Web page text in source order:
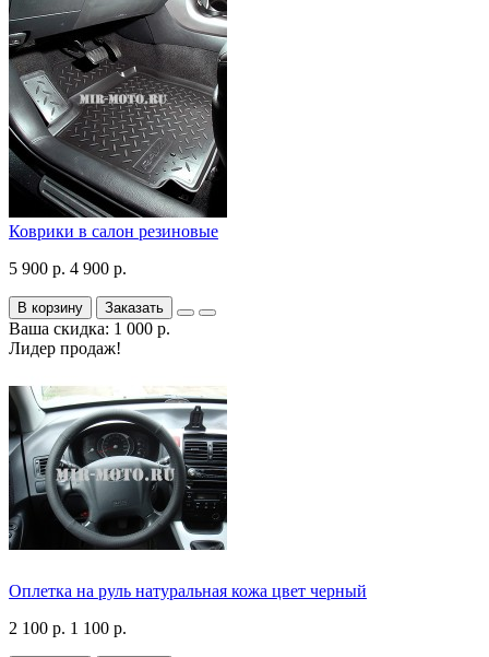
Коврики в салон резиновые
5 900 р. 4 900 р.
В корзину Заказать
Ваша скидка: 1 000 р.
Лидер продаж!
Оплетка на руль натуральная кожа цвет черный
2 100 р. 1 100 р.